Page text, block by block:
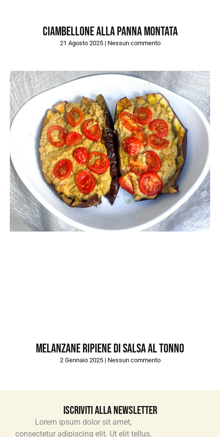
Ciambellone alla panna montata
21 Agosto 2025 Nessun commento
Melanzane ripiene di salsa al tonno
2 Gennaio 2025 Nessun commento
Iscriviti alla newsletter
Lorem ipsum dolor sit amet,
consectetur adipiscing elit. Ut elit tellus,